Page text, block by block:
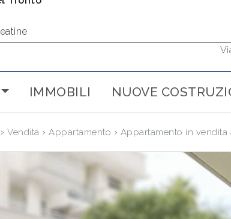
IMMOBILI NUOVE
› Vendita › Appartamento › Appartamento in vendita